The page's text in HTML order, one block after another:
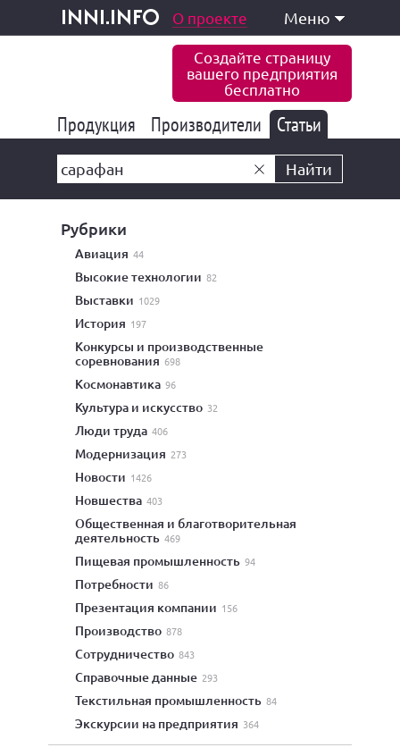
inni.info
и услуги О проекте Меню
Создайте страницу
вашего предприятия
бесплатно
Продукция 177 824
Производители 6 766
Статьи
Найти
Рубрики
авиация 44
высокие технологии 82
выставки 1029
история 197
конкурсы и производственные
соревнования 698
космонавтика 96
культура и искусство 32
люди труда 406
модернизация 273
новости 1426
новшества 403
общественная и благотворительная
деятельность 469
пищевая промышленность 94
потребности 86
презентация компании 156
производство 878
сотрудничество 843
справочные данные 293
текстильная промышленность 84
экскурсии на предприятия 364